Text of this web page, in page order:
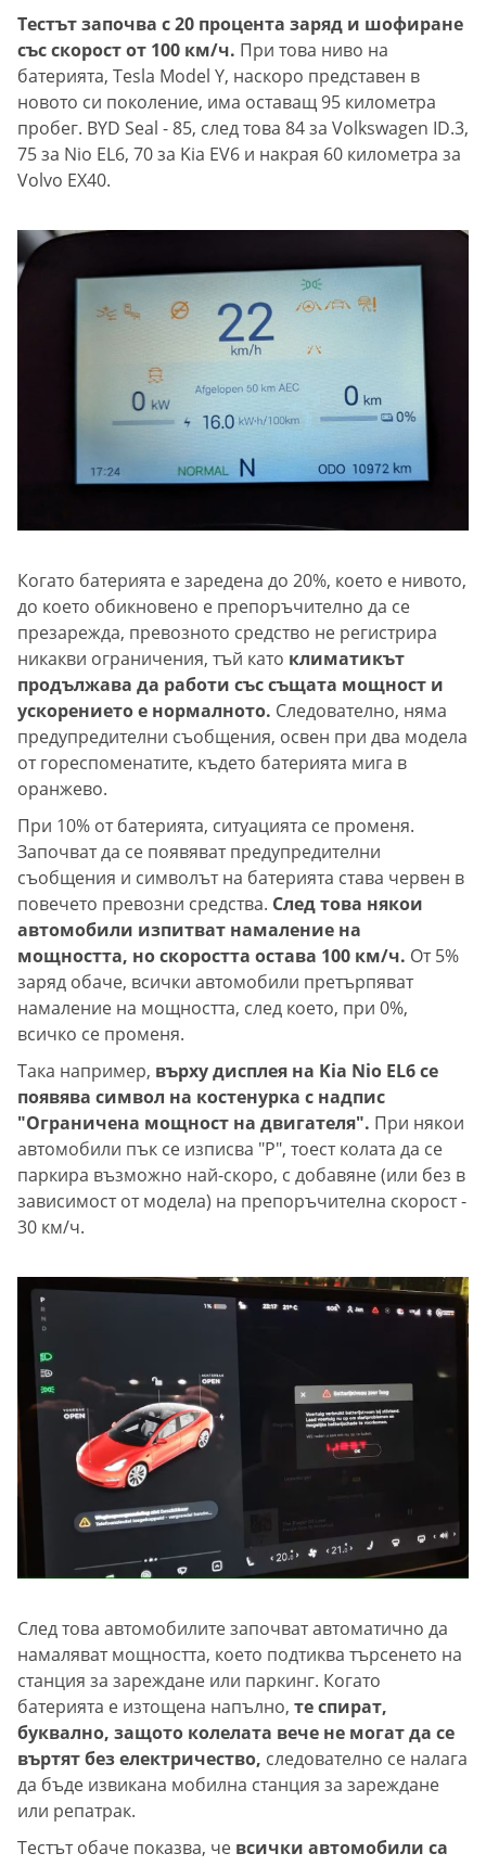
Тестът започва с 20 процента заряд и шофиране
със скорост от 100 км/ч. При това ниво на
батерията, Tesla Model Y, наскоро представен в
новото си поколение, има оставащ 95 километра
пробег. BYD Seal - 85, след това 84 за Volkswagen ID.3,
75 за Nio EL6, 70 за Kia EV6 и накрая 60 километра за
Volvo EX40.
Когато батерията е заредена до 20%, което е нивото,
до което обикновено е препоръчително да се
презарежда, превозното средство не регистрира
никакви ограничения, тъй като климатикът
продължава да работи със същата мощност и
ускорението е нормалното. Следователно, няма
предупредителни съобщения, освен при два модела
от гореспоменатите, където батерията мига в
оранжево.
При 10% от батерията, ситуацията се променя.
Започват да се появяват предупредителни
съобщения и символът на батерията става червен в
повечето превозни средства. След това някои
автомобили изпитват намаление на
мощността, но скоростта остава 100 км/ч. От 5%
заряд обаче, всички автомобили претърпяват
намаление на мощността, след което, при 0%,
всичко се променя.
Така например, върху дисплея на Kia Nio EL6 се
появява символ на костенурка с надпис
"Ограничена мощност на двигателя". При някои
автомобили пък се изписва "Р", тоест колата да се
паркира възможно най-скоро, с добавяне (или без в
зависимост от модела) на препоръчителна скорост -
30 км/ч.
След това автомобилите започват автоматично да
намаляват мощността, което подтиква търсенето на
станция за зареждане или паркинг. Когато
батерията е изтощена напълно, те спират,
буквално, защото колелата вече не могат да се
въртят без електричество, следователно се налага
да бъде извикана мобилна станция за зареждане
или репатрак.
Тестът обаче показва, че всички автомобили са